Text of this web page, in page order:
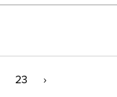
23 ›